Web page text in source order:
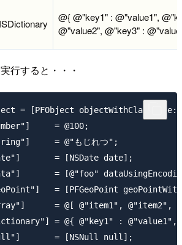
@{ @"key1" : @"value1",
@"value2", @"key3" :
行すると・・・
= [PFObject
= @100;
= @"もじれつ";
= [NSDate date];
= [@"foo"
= [PFGeoPoint
= @[ @"item1", @"item2",
= @{ @"key1" :
= [NSNull null];